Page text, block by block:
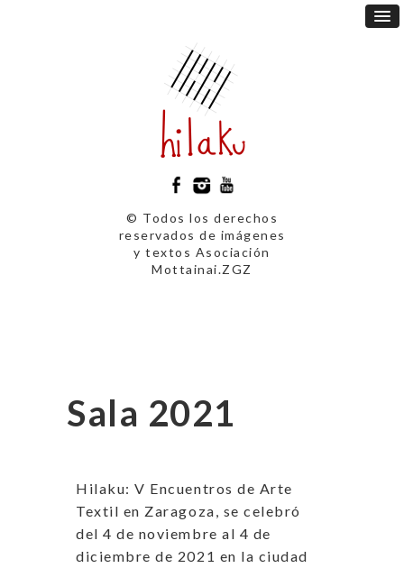
© Todos los derechos
reservados de imágenes
y textos Asociación
Mottainai.ZGZ
Sala 2021
Hilaku: V Encuentros de Arte
Textil en Zaragoza, se celebró
del 4 de noviembre al 4 de
diciembre de 2021 en la ciudad